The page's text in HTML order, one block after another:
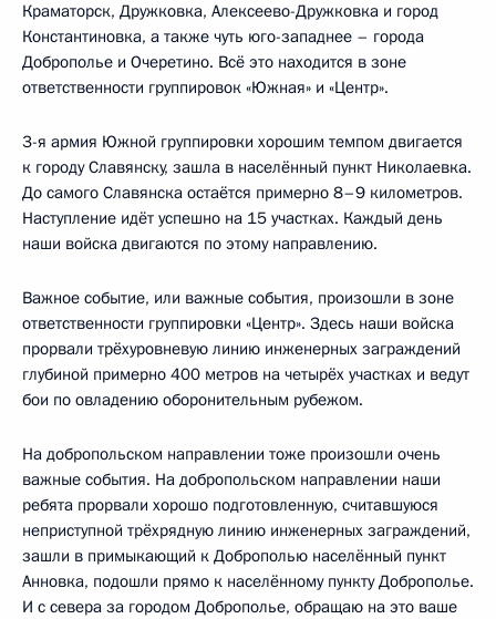
Краматорск, Дружковка, Алексеево-Дружковка и город
Константиновка, а также чуть юго-западнее – города
Доброполье и Очеретино. Всё это находится в зоне
ответственности группировок «Южная» и «Центр».
3-я армия Южной группировки хорошим темпом двигается
к городу Славянску, зашла в населённый пункт Николаевка.
До самого Славянска остаётся примерно 8–9 километров.
Наступление идёт успешно на 15 участках. Каждый день
наши войска двигаются по этому направлению.
Важное событие, или важные события, произошли в зоне
ответственности группировки «Центр». Здесь наши войска
прорвали трёхуровневую линию инженерных заграждений
глубиной примерно 400 метров на четырёх участках и ведут
бои по овладению оборонительным рубежом.
На добропольском направлении тоже произошли очень
важные события. На добропольском направлении наши
ребята прорвали хорошо подготовленную, считавшуюся
неприступной трёхрядную линию инженерных заграждений,
зашли в примыкающий к Доброполью населённый пункт
Анновка, подошли прямо к населённому пункту Доброполье.
И с севера за городом Доброполье, обращаю на это ваше